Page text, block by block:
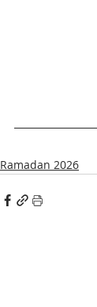
Ramadan 2026